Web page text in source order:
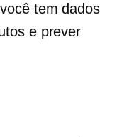
tem dados
e prever